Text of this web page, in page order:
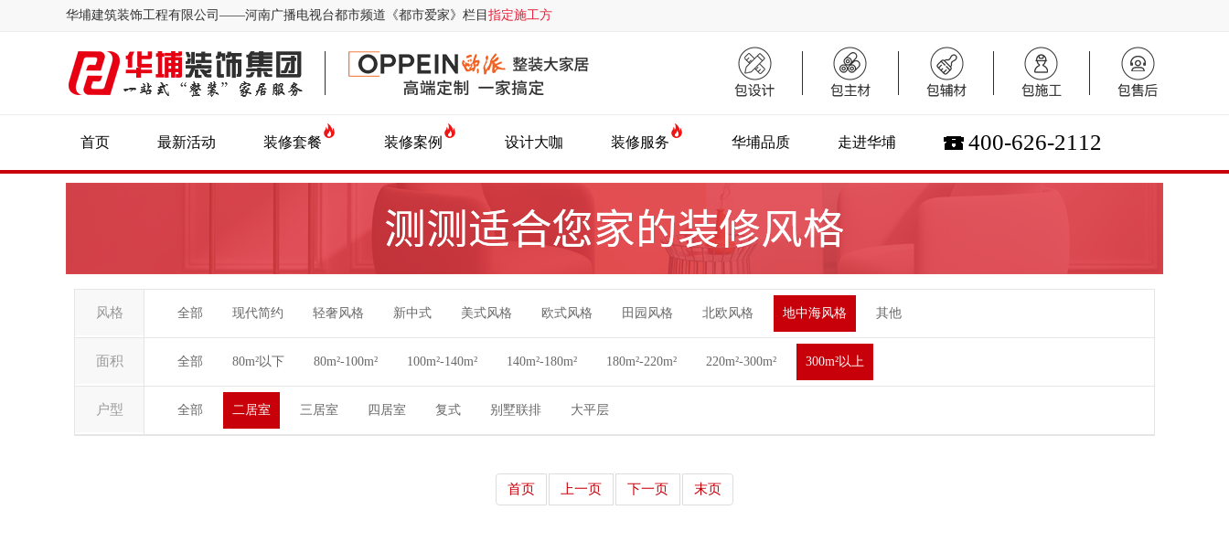
华埔建筑装饰工程有限公司——河南广播电视台都市频道《都市爱家》栏目 指定施工方
首页 最新活动 装修套餐 装修案例 设计大咖 装修服务 华埔品质 走进华埔 400-626-2112
风格 全部 现代简约 轻奢风格 新中式 美式风格 欧式风格 田园风格 北欧风格 地中海风格 其他
面积 全部 80m²以下 80m²-100m² 100m²-140m² 140m²-180m² 180m²-220m² 220m²-300m² 300m²以上
户型 全部 二居室 三居室 四居室 复式 别墅联排 大平层
首页 上一页 下一页 末页